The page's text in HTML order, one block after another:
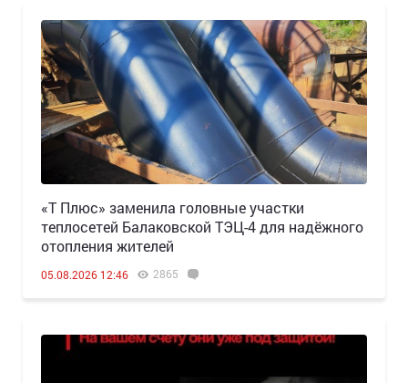
«Т Плюс» заменила головные участки
теплосетей Балаковской ТЭЦ-4 для надёжного
отопления жителей
05.08.2026 12:46 2865